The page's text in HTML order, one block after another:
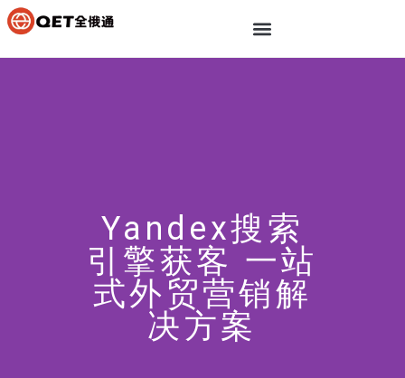
Yandex搜索
引擎获客 一站
式外贸营销解
决方案